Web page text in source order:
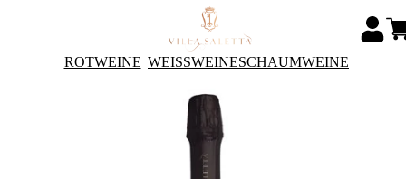
ROTWEINE WEISSWEINESCHAUMWEINE